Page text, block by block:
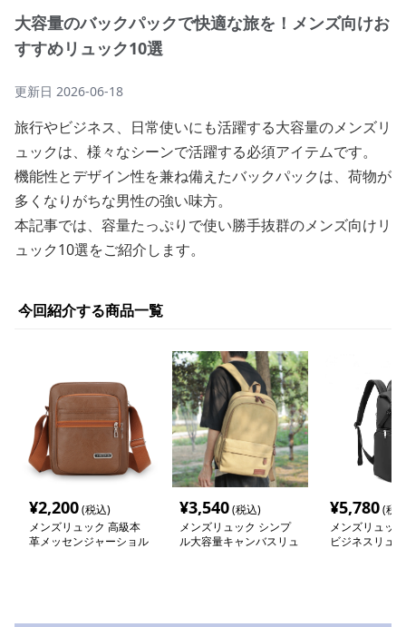
大容量のバックパックで快適な旅を！メンズ向けお
すすめリュック10選
更新日 2026-06-18
旅行やビジネス、日常使いにも活躍する大容量のメンズリ
ュックは、様々なシーンで活躍する必須アイテムです。
機能性とデザイン性を兼ね備えたバックパックは、荷物が
多くなりがちな男性の強い味方。
本記事では、容量たっぷりで使い勝手抜群のメンズ向けリ
ュック10選をご紹介します。
今回紹介する商品一覧
¥2,200(税込)
メンズリュック 高級本
革メッセンジャーショル
¥3,540(税込)
メンズリュック シンプ
ル大容量キャンバスリュ
¥5,780(税
メンズリュッ
ビジネスリュ